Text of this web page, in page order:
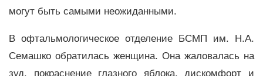
могут быть самыми неожиданными.
В офтальмологическое отделение БСМП им. Н.А.
Семашко обратилась женщина. Она жаловалась на
зуд, покраснение глазного яблока, дискомфорт и